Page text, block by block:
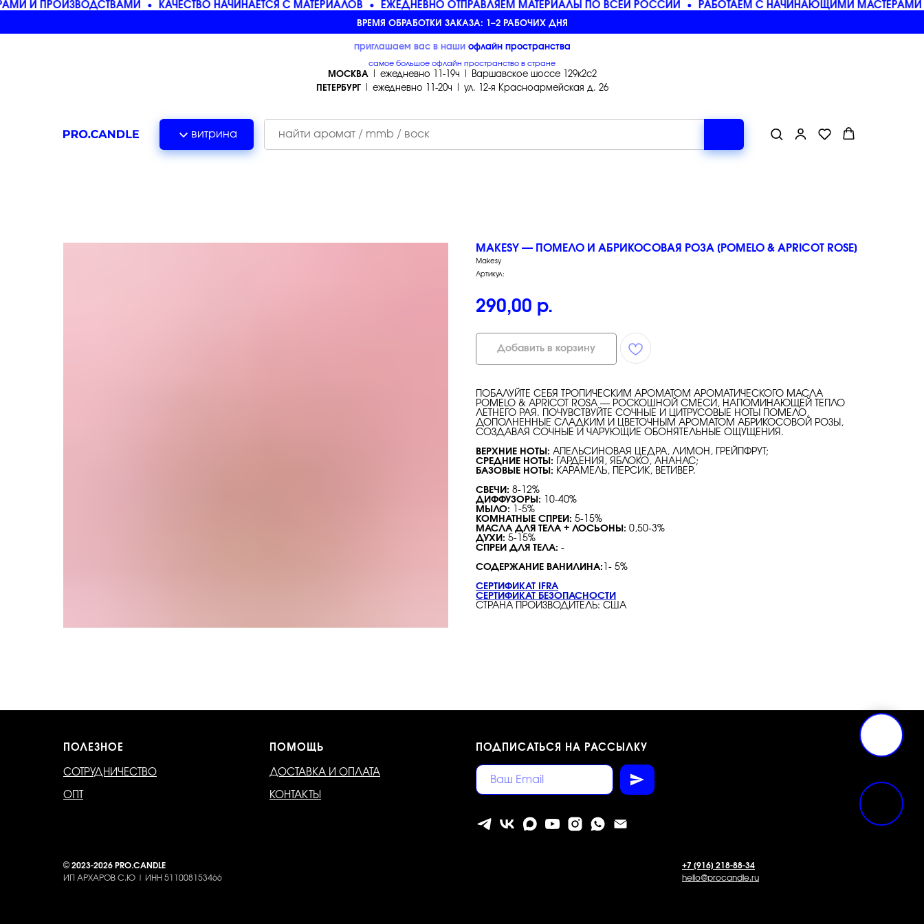
И ПРОИЗВОДСТВАМИ КАЧЕСТВО НАЧИНАЕТСЯ С МАТЕРИАЛОВ ЕЖЕДНЕВНО ОТПРАВЛЯЕМ МАТЕРИАЛЫ ПО ВСЕЙ РОССИИ РАБОТАЕМ С НАЧИНАЮЩИМИ МАСТЕРАМИ
ВРЕМЯ ОБРАБОТКИ ЗАКАЗА: 1–2 РАБОЧИХ ДНЯ
приглашаем вас в наши офлайн пространства
самое большое офлайн пространство в стране
МОСКВА| ежедневно 11-19ч | Варшавское шоссе 129к2с2
ПЕТЕРБУРГ| ежедневно 11-20ч | ул. 12-я Красноармейская д. 26
витрина
MAKESY — ПОМЕЛО И АБРИКОСОВАЯ РОЗА [POMELO & APRICOT ROSE]
Makesy
Артикул:
290,00 р.
Добавить в корзину
ПОБАЛУЙТЕ СЕБЯ ТРОПИЧЕСКИМ АРОМАТОМ АРОМАТИЧЕСКОГО МАСЛА
POMELO & APRICOT ROSA — РОСКОШНОЙ СМЕСИ, НАПОМИНАЮЩЕЙ ТЕПЛО
ЛЕТНЕГО РАЯ. ПОЧУВСТВУЙТЕ СОЧНЫЕ И ЦИТРУСОВЫЕ НОТЫ ПОМЕЛО,
ДОПОЛНЕННЫЕ СЛАДКИМ И ЦВЕТОЧНЫМ АРОМАТОМ АБРИКОСОВОЙ РОЗЫ,
СОЗДАВАЯ СОЧНЫЕ И ЧАРУЮЩИЕ ОБОНЯТЕЛЬНЫЕ ОЩУЩЕНИЯ.
ВЕРХНИЕ НОТЫ: АПЕЛЬСИНОВАЯ ЦЕДРА, ЛИМОН, ГРЕЙПФРУТ;
СРЕДНИЕ НОТЫ: ГАРДЕНИЯ, ЯБЛОКО, АНАНАС;
БАЗОВЫЕ НОТЫ: КАРАМЕЛЬ, ПЕРСИК, ВЕТИВЕР.
СВЕЧИ: 8-12%
ДИФФУЗОРЫ: 10-40%
МЫЛО: 1-5%
КОМНАТНЫЕ СПРЕИ: 5-15%
МАСЛА ДЛЯ ТЕЛА + ЛОСЬОНЫ: 0,50-3%
ДУХИ: 5-15%
СПРЕИ ДЛЯ ТЕЛА: -
СОДЕРЖАНИЕ ВАНИЛИНА: 1- 5%
СЕРТИФИКАТ IFRA
СЕРТИФИКАТ БЕЗОПАСНОСТИ
СТРАНА ПРОИЗВОДИТЕЛЬ: США
ПОЛЕЗНОЕ
СОТРУДНИЧЕСТВО
ОПТ
ПОМОЩЬ
ДОСТАВКА И ОПЛАТА
КОНТАКТЫ
ПОДПИСАТЬСЯ НА РАССЫЛКУ
© 2023-2026 PRO.CANDLE
ИП АРХАРОВ С.Ю | ИНН 511008153466
+7 [916] 218-88-34
hello@procandle.ru